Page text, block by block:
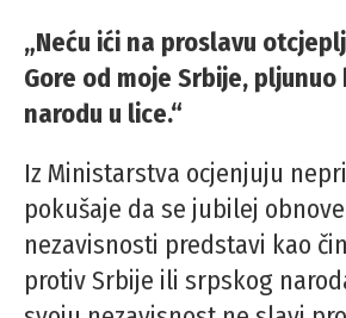
„Neću ići na proslavu
Gore od moje Srbije, pljunuo
narodu u lice.“
Iz Ministarstva ocjenjuju
pokušaje da se jubilej
nezavisnosti predstavi kao
protiv Srbije ili srpskog